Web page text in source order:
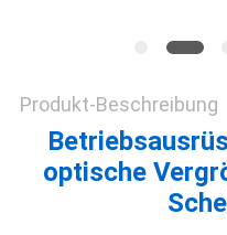
Produkt-Beschreibung
optische